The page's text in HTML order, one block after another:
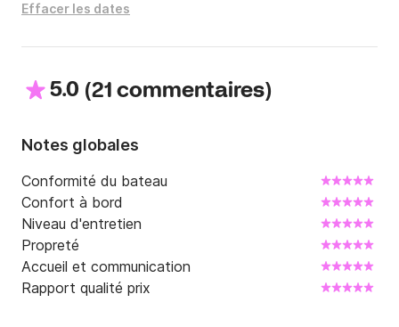
Effacer les dates
5.0 (21 commentaires)
Notes globales
Conformité du bateau
Confort à bord
Niveau d'entretien
Propreté
Accueil et communication
Rapport qualité prix